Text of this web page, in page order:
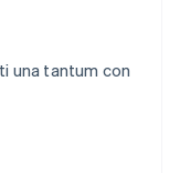
una tantum con